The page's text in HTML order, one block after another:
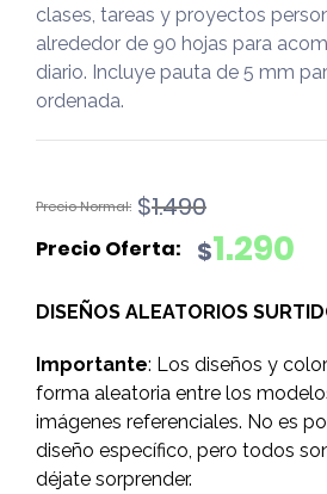
clases, tareas y proyectos
alrededor de 90 hojas para
diario. Incluye pauta de 5 mm
ordenada.
$1.490
El
original
$1.490.
$1.290
El
actual
$1.290.
DISEÑOS ALEATORIOS
Importante: Los diseños y
forma aleatoria entre los
imágenes referenciales. No es
diseño específico, pero todos
déjate sorprender.